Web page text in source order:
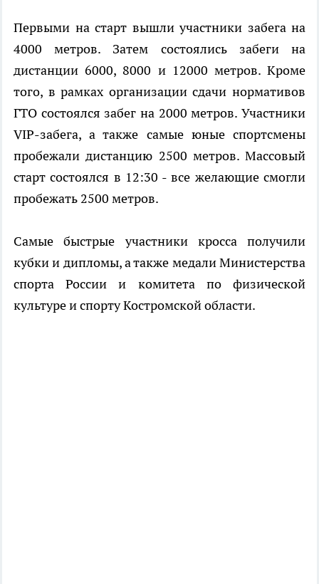
Первыми на старт вышли участники забега на
4000 метров. Затем состоялись забеги на
дистанции 6000, 8000 и 12000 метров. Кроме
того, в рамках организации сдачи нормативов
ГТО состоялся забег на 2000 метров. Участники
VIP-забега, а также самые юные спортсмены
пробежали дистанцию 2500 метров. Массовый
старт состоялся в 12:30 - все желающие смогли
пробежать 2500 метров.
Самые быстрые участники кросса получили
кубки и дипломы, а также медали Министерства
спорта России и комитета по физической
культуре и спорту Костромской области.